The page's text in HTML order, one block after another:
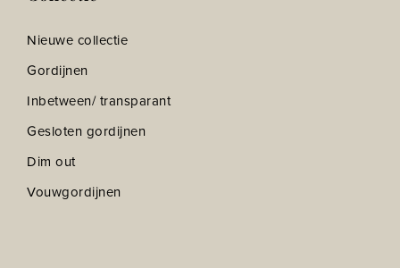
Nieuwe collectie
Gordijnen
Inbetween/ transparant
Gesloten gordijnen
Dim out
Vouwgordijnen